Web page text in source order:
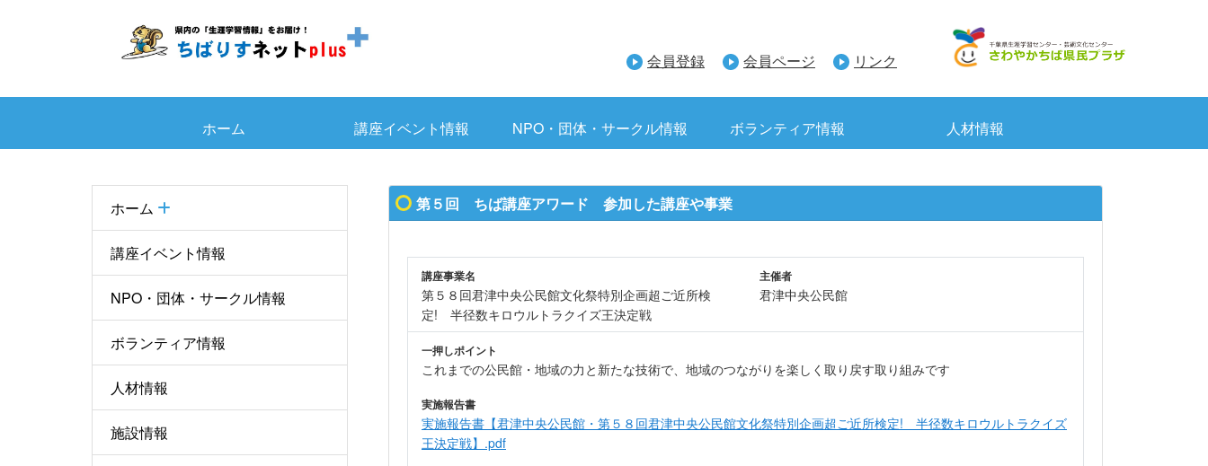
会員登録 会員ページ リンク
ホーム 講座イベント情報 NPO・団体・サークル情報 ボランティア情報 人材情報
ホーム
講座イベント情報
NPO・団体・サークル情報
ボランティア情報
人材情報
施設情報
第５回 ちば講座アワード 参加した講座や事業
講座事業名
第５８回君津中央公民館文化祭特別企画超ご近所検
定! 半径数キロウルトラクイズ王決定戦
主催者
君津中央公民館
一押しポイント
これまでの公民館・地域の力と新たな技術で、地域のつながりを楽しく取り戻す取り組みです
実施報告書
実施報告書【君津中央公民館・第５８回君津中央公民館文化祭特別企画超ご近所検定! 半径数キロウルトラクイズ
王決定戦】.pdf